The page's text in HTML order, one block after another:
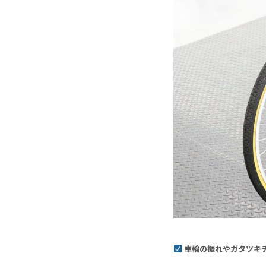
車輪の振れやガタツキ